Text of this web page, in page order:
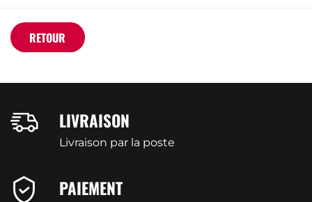
RETOUR
LIVRAISON
Livraison par la poste
PAIEMENT